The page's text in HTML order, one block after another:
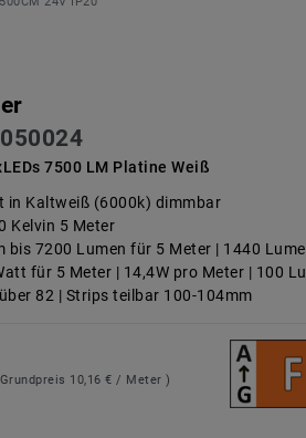
7500 LM Platine Weiß
in Kaltweiß (6000k) dimmbar
Kelvin 5 Meter
bis 7200 Lumen für 5 Meter | 1440
für 5 Meter | 14,4W pro Meter | 100
82 | Strips teilbar 100-104mm
10,16 € / Meter )